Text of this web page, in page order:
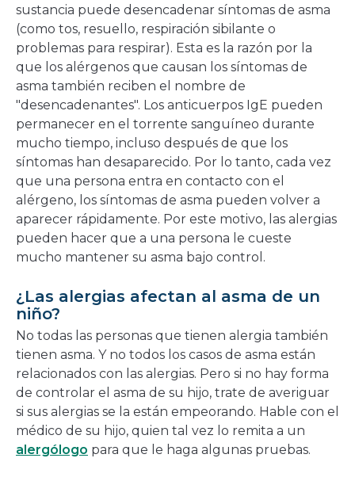
sustancia puede desencadenar síntomas de asma
(como tos, resuello, respiración sibilante o
problemas para respirar). Esta es la razón por la
que los alérgenos que causan los síntomas de
asma también reciben el nombre de
"desencadenantes". Los anticuerpos IgE pueden
permanecer en el torrente sanguíneo durante
mucho tiempo, incluso después de que los
síntomas han desaparecido. Por lo tanto, cada vez
que una persona entra en contacto con el
alérgeno, los síntomas de asma pueden volver a
aparecer rápidamente. Por este motivo, las alergias
pueden hacer que a una persona le cueste
mucho mantener su asma bajo control.
¿Las alergias afectan al asma de un
niño?
No todas las personas que tienen alergia también
tienen asma. Y no todos los casos de asma están
relacionados con las alergias. Pero si no hay forma
de controlar el asma de su hijo, trate de averiguar
si sus alergias se la están empeorando. Hable con el
médico de su hijo, quien tal vez lo remita a un
alergólogo para que le haga algunas pruebas.